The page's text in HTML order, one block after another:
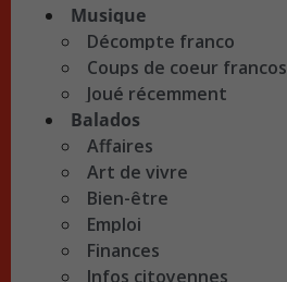
Musique
Décompte franco
Coups de coeur francos
Joué récemment
Balados
Affaires
Art de vivre
Bien-être
Emploi
Finances
Infos citoyennes